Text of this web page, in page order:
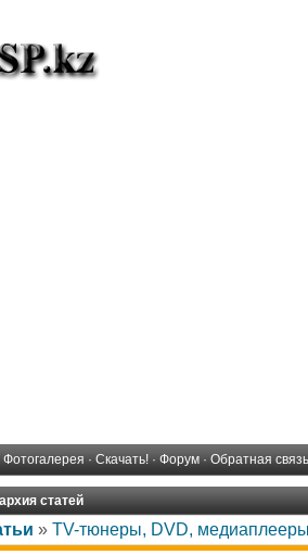
Фотогалерея · Скачать! · Форум · Обратная связь
статей
» TV-тюнеры, DVD,